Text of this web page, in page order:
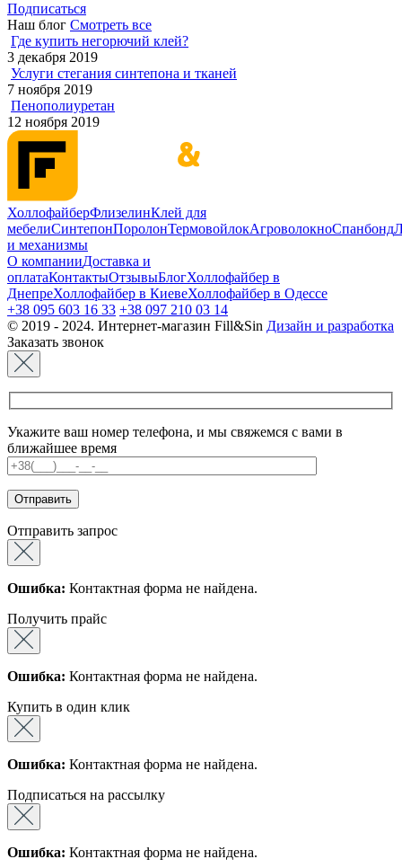
Подписаться
Наш блог Смотреть все
Где купить негорючий клей?
3 декабря 2019
Услуги стегания синтепона и тканей
7 ноября 2019
Пенополиуретан
12 ноября 2019
ХоллофайберФлизелинКлей для
мебелиСинтепонПоролонТермовойлокАгроволокноСпанбонд
и механизмы
О компанииДоставка и
оплатаКонтактыОтзывыБлогХоллофайбер в
ДнепреХоллофайбер в КиевеХоллофайбер в Одессе
+38 095 603 16 33 +38 097 210 03 14
© 2019 - 2024. Интернет-магазин Fill&Sin Дизайн и разработка
Заказать звонок
Укажите ваш номер телефона, и мы свяжемся с вами в
ближайшее время
Отправить запрос
Ошибка: Контактная форма не найдена.
Получить прайс
Ошибка: Контактная форма не найдена.
Купить в один клик
Ошибка: Контактная форма не найдена.
Подписаться на рассылку
Ошибка: Контактная форма не найдена.